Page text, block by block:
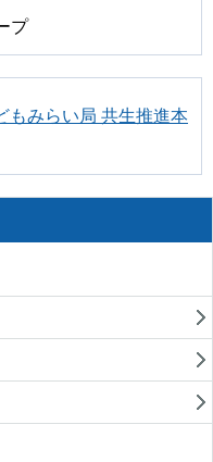
プ
もみらい局 共生推進本